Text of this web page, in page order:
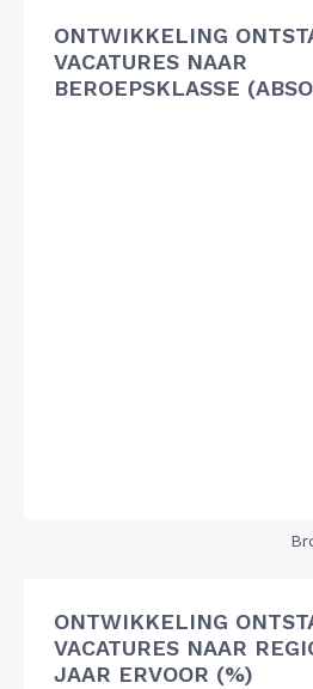
ONTWIKKELING
VACATURES NAAR
BEROEPSKLASSE
ONTWIKKELING
VACATURES NAAR
JAAR ERVOOR (%)